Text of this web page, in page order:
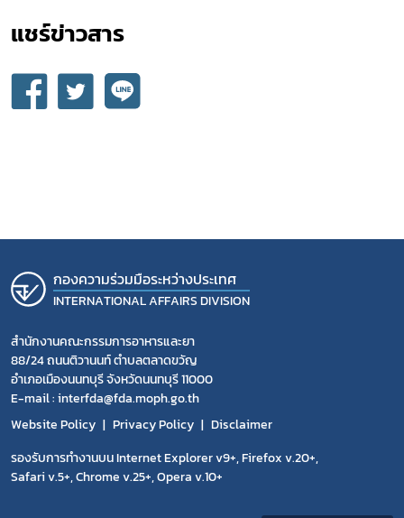
แชร์ข่าวสาร​
กองความร่วมมือระหว่างประเทศ
INTERNATIONAL AFFAIRS DIVISION
สำนักงานคณะกรรมการอาหารและยา
88/24 ถนนติวานนท์ ตำบลตลาดขวัญ
อำเภอเมืองนนทบุรี จังหวัดนนทบุรี 11000
E-mail : interfda@fda.moph.go.th
Website Policy
Privacy Policy
Disclaimer
รองรับการทำงานบน Internet Explorer v9+, Firefox v.20+,
Safari v.5+, Chrome v.25+, Opera v.10+